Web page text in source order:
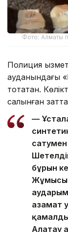
Фото: Алматы
Полиция
ауданындағы
тоқтатқан.
салынған
—
бұрын
азамат
Алатау